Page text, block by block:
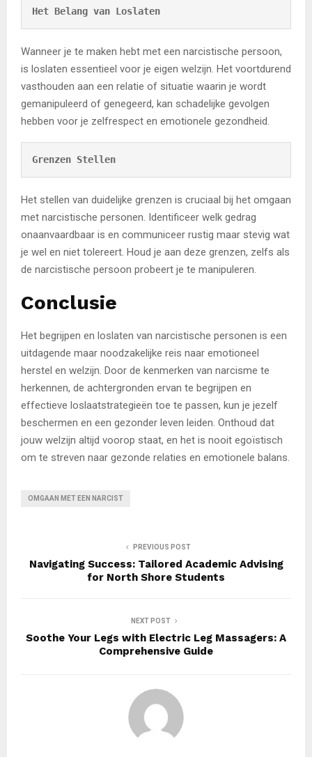
Het Belang van Loslaten
Wanneer je te maken hebt met een narcistische persoon,
is loslaten essentieel voor je eigen welzijn. Het voortdurend
vasthouden aan een relatie of situatie waarin je wordt
gemanipuleerd of genegeerd, kan schadelijke gevolgen
hebben voor je zelfrespect en emotionele gezondheid.
Grenzen Stellen
Het stellen van duidelijke grenzen is cruciaal bij het omgaan
met narcistische personen. Identificeer welk gedrag
onaanvaardbaar is en communiceer rustig maar stevig wat
je wel en niet tolereert. Houd je aan deze grenzen, zelfs als
de narcistische persoon probeert je te manipuleren.
Conclusie
Het begrijpen en loslaten van narcistische personen is een
uitdagende maar noodzakelijke reis naar emotioneel
herstel en welzijn. Door de kenmerken van narcisme te
herkennen, de achtergronden ervan te begrijpen en
effectieve loslaatstrategieën toe te passen, kun je jezelf
beschermen en een gezonder leven leiden. Onthoud dat
jouw welzijn altijd voorop staat, en het is nooit egoïstisch
om te streven naar gezonde relaties en emotionele balans.
OMGAAN MET EEN NARCIST
PREVIOUS POST
Navigating Success: Tailored Academic Advising
for North Shore Students
NEXT POST
Soothe Your Legs with Electric Leg Massagers: A
Comprehensive Guide